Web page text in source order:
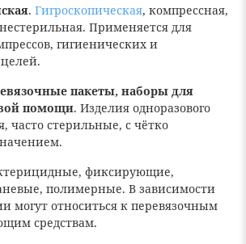
. Гигроскопическая, компрессная,
Применяется для
гигиенических и
пакеты, наборы для
помощи. Изделия одноразового
часто стерильные, с чётко
фиксирующие,
полимерные. В зависимости
могут относиться к перевязочным
средствам.